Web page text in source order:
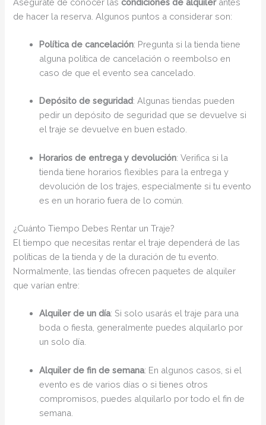
de hacer la reserva. Algunos puntos a considerar son:
Política de cancelación: Pregunta si la tienda tiene
alguna política de cancelación o reembolso en
caso de que el evento sea cancelado.
Depósito de seguridad: Algunas tiendas pueden
pedir un depósito de seguridad que se devuelve si
el traje se devuelve en buen estado.
Horarios de entrega y devolución: Verifica si la
tienda tiene horarios flexibles para la entrega y
devolución de los trajes, especialmente si tu evento
es en un horario fuera de lo común.
¿Cuánto Tiempo Debes Rentar un Traje?
El tiempo que necesitas rentar el traje dependerá de las
políticas de la tienda y de la duración de tu evento.
Normalmente, las tiendas ofrecen paquetes de alquiler
que varían entre:
Alquiler de un día: Si solo usarás el traje para una
boda o fiesta, generalmente puedes alquilarlo por
un solo día.
Alquiler de fin de semana: En algunos casos, si el
evento es de varios días o si tienes otros
compromisos, puedes alquilarlo por todo el fin de
semana.